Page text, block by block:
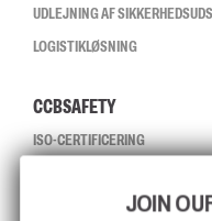
UDLEJNING AF
LOGISTIKLØSNING
CCBSAFETY
ISO-CERTIFICERING
MISSION, VISION OG VÆRDIER
JOIN